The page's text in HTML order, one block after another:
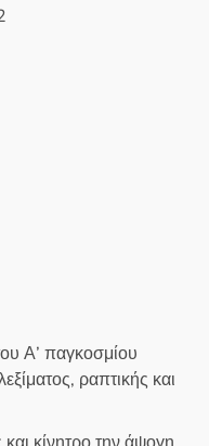
Α’ παγκοσμίου
ραπτικής και